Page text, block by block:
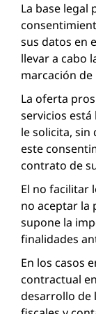
La base legal
sus datos en
llevar a cabo
marcación de
La oferta
servicios
le solicita, sin
este
contrato de
El no facilitar
no aceptar la
supone la
finalidades
En los casos
contractual
desarrollo de